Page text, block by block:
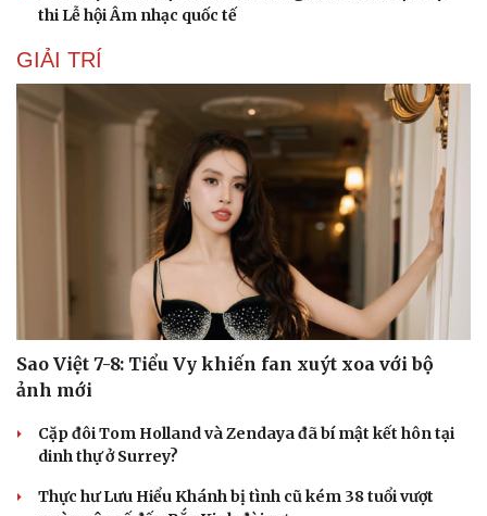
thi Lễ hội Âm nhạc quốc tế
GIẢI TRÍ
Sao Việt 7-8: Tiểu Vy khiến fan xuýt xoa với bộ
ảnh mới
Cặp đôi Tom Holland và Zendaya đã bí mật kết hôn tại
dinh thự ở Surrey?
Thực hư Lưu Hiểu Khánh bị tình cũ kém 38 tuổi vượt